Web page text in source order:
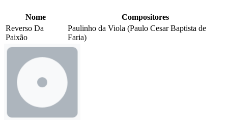
Nome
Compositores
Reverso Da
Paixão
Paulinho da Viola (Paulo Cesar Baptista de
Faria)